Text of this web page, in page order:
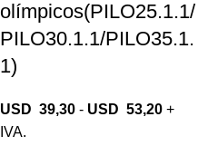
olímpicos(PILO25.1.1/
PILO30.1.1/PILO35.1.
1)
USD 39,30 - USD 53,20 +
IVA.